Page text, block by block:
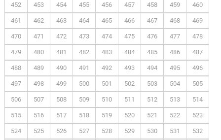
452 453 454 455 456 457 458 459 460
461 462 463 464 465 466 467 468 469
470 471 472 473 474 475 476 477 478
479 480 481 482 483 484 485 486 487
488 489 490 491 492 493 494 495 496
497 498 499 500 501 502 503 504 505
506 507 508 509 510 511 512 513 514
515 516 517 518 519 520 521 522 523
524 525 526 527 528 529 530 531 532